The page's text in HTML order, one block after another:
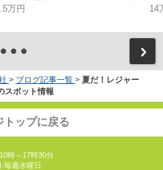
万円
14
> ブログ記事一覧 > 夏だ！レジャー
スポット情報
トップに戻る
時～17時30分
:毎週水曜日